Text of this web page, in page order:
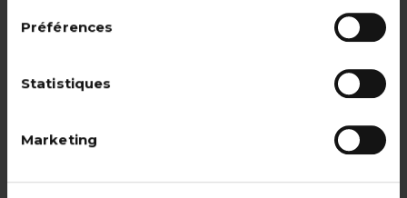
Préférences
Statistiques
Marketing
Adhésion étudiant, pensionné, en